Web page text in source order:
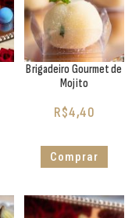
Brigadeiro Gourmet de
Mojito
R$4,40
Comprar